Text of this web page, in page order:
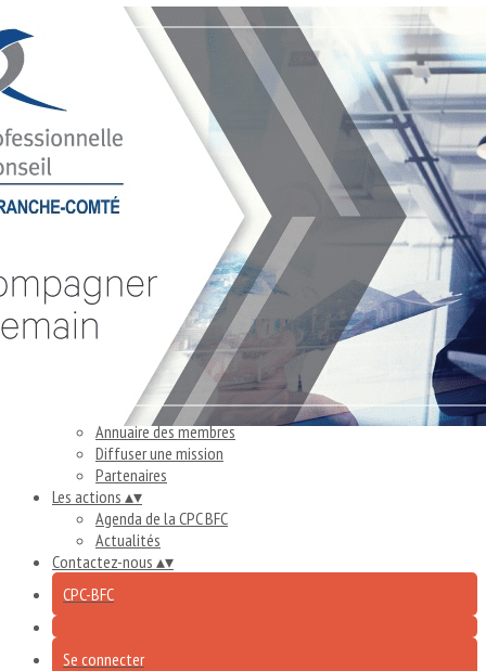
Exporter les lignes sélectionnées
Exporter toutes les colonnes
Exporter uniquement les colonnes affichées
Menu
Ajoutez un logo, un bouton, des réseaux sociaux
Cliquez pour éditer
Accueil▴▾
La CPC BFC ▴ ▾
Finalités
C'est quoi ?
C'est pour qui ?
Déontologie
Adhérer à la Chambre
Annuaire des membres
Diffuser une mission
Partenaires
Les actions ▴▾
Agenda de la CPC BFC
Actualités
Contactez-nous ▴▾
CPC-BFC
Se connecter